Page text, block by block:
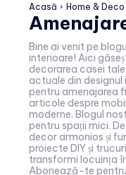
Acasă Home & Deco
Bine ai venit pe
interioare! Aici
decorarea casei
actuale din
pentru amenajarea
articole despre
moderne. Blogul
pentru spații mici.
decor armonios și
proiecte DIY și
transformi locuința
Abonează-te